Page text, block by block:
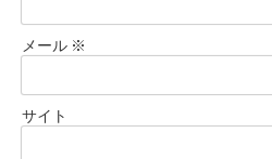
メール ※
サイト